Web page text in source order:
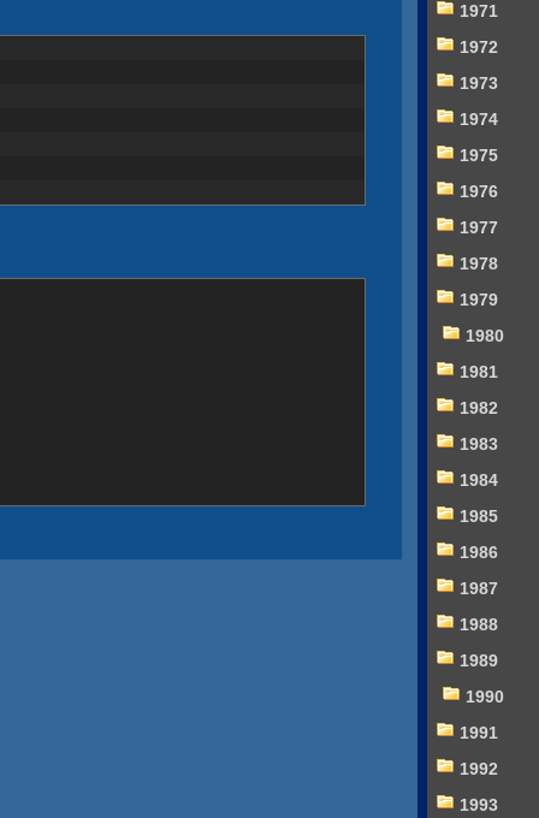
1971
1972
1973
1974
1975
1976
1977
1978
1979
1980
1981
1982
1983
1984
1985
1986
1987
1988
1989
1990
1991
1992
1993